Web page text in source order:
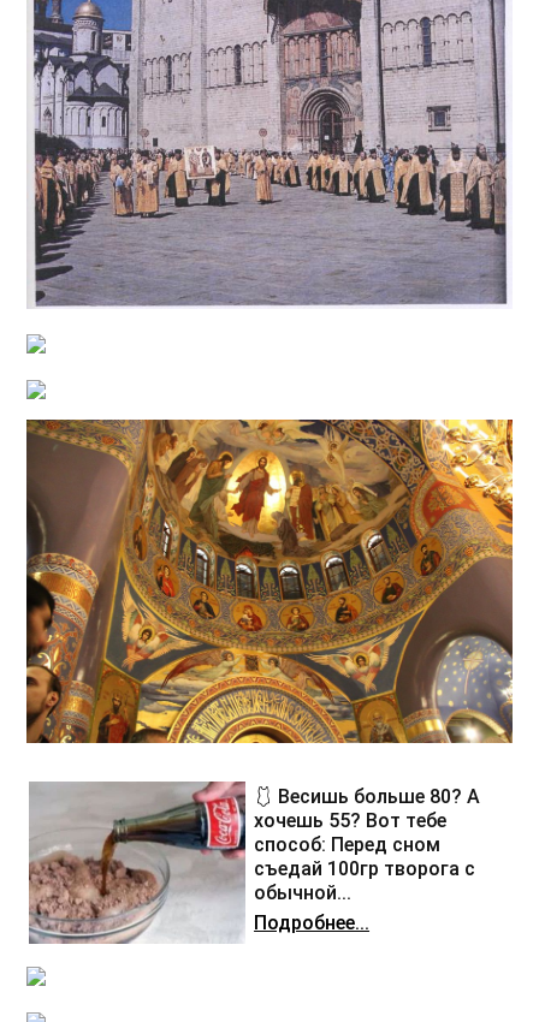
🩱 Весишь больше 80? А
хочешь 55? Вот тебе
способ: Перед сном
съедай 100гр творога с
обычной...
Подробнее...